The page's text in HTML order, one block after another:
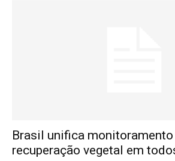
Brasil unifica
recuperação vegetal em